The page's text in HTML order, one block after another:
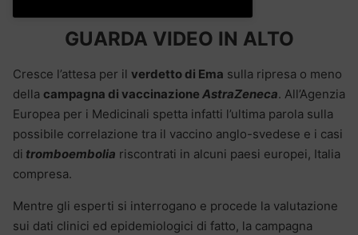
GUARDA VIDEO IN ALTO
Cresce l’attesa per il verdetto di Ema sulla ripresa o meno
della campagna di vaccinazione AstraZeneca. All’Agenzia
Europea per i Medicinali spetta infatti l’ultima parola sulla
possibile correlazione tra il vaccino anglo-svedese e i casi
di tromboembolia riscontrati in alcuni paesi europei, Italia
compresa.
Mentre gli esperti si interrogano e procede la valutazione
sui dati clinici ed epidemiologici di fatto, la campagna